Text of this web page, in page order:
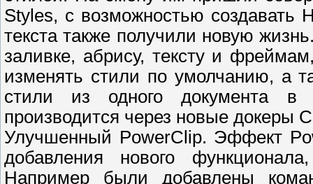
Styles, с возможностью создавать
текста также получили новую
заливке, абрису, тексту и
изменять стили по умолчанию, а
стили из одного документа в
производится через новые докеры
Улучшенный PowerClip. Эффект
добавления нового
Например были добавлены